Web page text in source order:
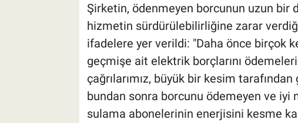
Şirketin, ödenmeyen borcunun uzun bir
hizmetin sürdürülebilirliğine zarar
ifadelere yer verildi: "Daha önce birçok
geçmişe ait elektrik borçlarını
çağrılarımız, büyük bir kesim
bundan sonra borcunu ödemeyen ve
sulama abonelerinin enerjisini kesme